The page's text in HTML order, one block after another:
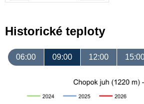
Historické teploty
06:00 09:00 12:00